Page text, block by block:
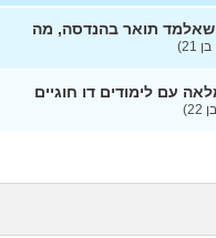
עבודה
חברים
מה שעובר
תואר בהנדסה, מה
עם לימודים דו חוגיים